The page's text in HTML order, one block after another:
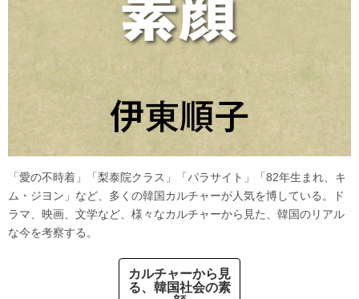
「愛の不時着」「梨泰院クラス」「パラサイト」「82年生まれ、キ
ム・ジヨン」など、多くの韓国カルチャーが人気を博している。ド
ラマ、映画、文学など、様々なカルチャーから見た、韓国のリアル
な今を考察する。
カルチャーから見
る、韓国社会の素